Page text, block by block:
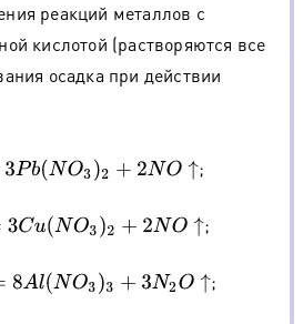
реакций металлов с
кислотой (растворяются все
осадка при действии
3)2+2NO↑+ 4H 2O ;
3)2+2NO↑+4H 2O ;
3 )3+3N2O↑+15H2O ;